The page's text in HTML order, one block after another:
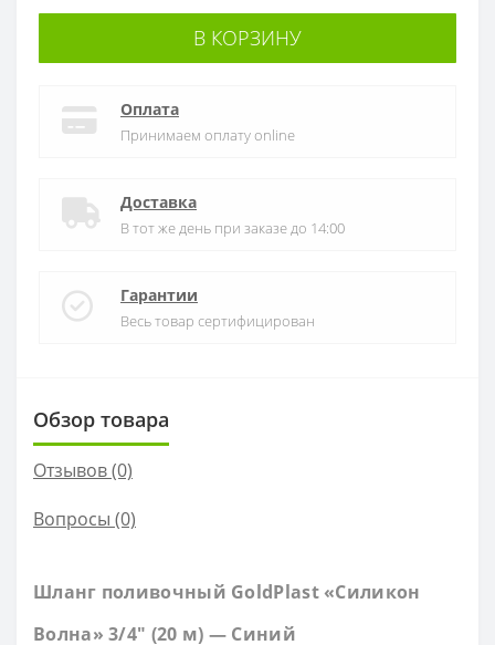
В КОРЗИНУ
Оплата
Принимаем оплату online
Доставка
В тот же день при заказе до 14:00
Гарантии
Весь товар сертифицирован
Обзор товара
Отзывов (0)
Вопросы (0)
Шланг поливочный GoldPlast «Силикон
Волна» 3/4" (20 м) — Синий